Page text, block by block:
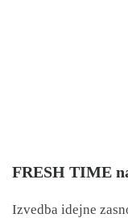
FRESH TIME
Izvedba idejne